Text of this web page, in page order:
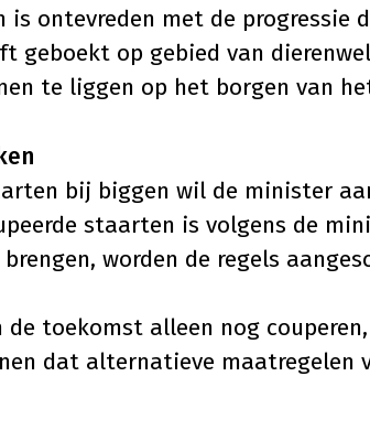
is ontevreden met de progressie
geboekt op gebied van
te liggen op het borgen van
bij biggen wil de minister
staarten is volgens de
worden de regels
de toekomst alleen nog
dat alternatieve maatregelen